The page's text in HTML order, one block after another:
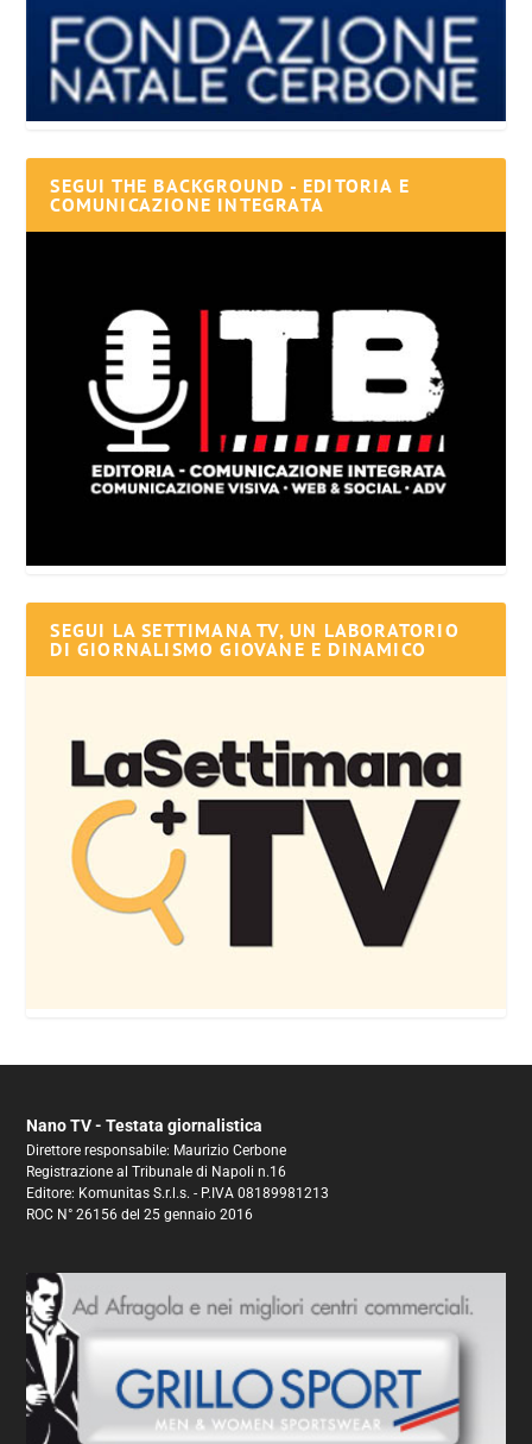
SEGUI THE BACKGROUND - EDITORIA E
COMUNICAZIONE INTEGRATA
SEGUI LA SETTIMANA TV, UN LABORATORIO
DI GIORNALISMO GIOVANE E DINAMICO
Nano TV - Testata giornalistica
Direttore responsabile: Maurizio Cerbone
Registrazione al Tribunale di Napoli n.16
Editore: Komunitas S.r.l.s. - P.IVA 08189981213
ROC N° 26156 del 25 gennaio 2016